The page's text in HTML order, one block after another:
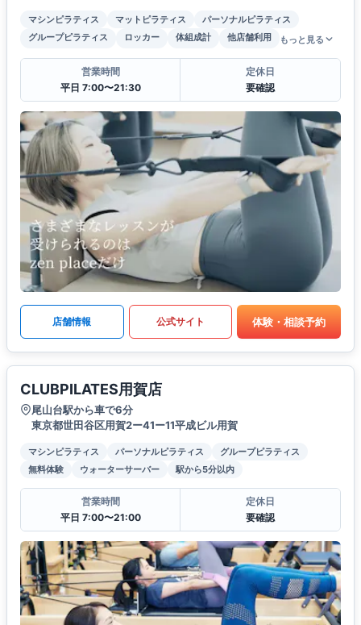
マシンピラティス マットピラティス
パーソナルピラティス
グループピラティス
ロッカー 体組成計 他店舗利用 もっと見る
営業時間
平日 7:00〜21:30
定休日
要確認
店舗情報 公式サイト 体験・相談予約
CLUBPILATES用賀店
尾山台駅から車で6分
東京都世田谷区用賀2ー41ー11平成ビル用賀
マシンピラティス パーソナルピラティス
グループピラティス
無料体験
ウォーターサーバー 駅から5分以内
営業時間
平日 7:00〜21:00
定休日
要確認